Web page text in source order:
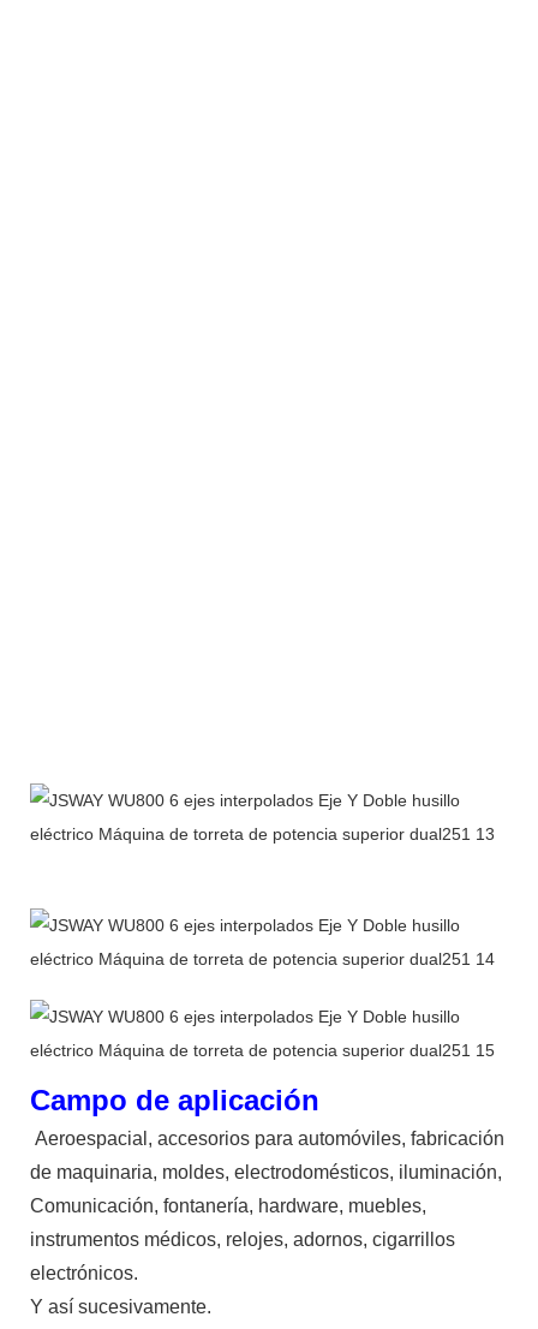
Campo de aplicación
Aeroespacial, accesorios para automóviles, fabricación
de maquinaria, moldes, electrodomésticos, iluminación,
Comunicación, fontanería, hardware, muebles,
instrumentos médicos, relojes, adornos, cigarrillos
electrónicos.
Y así sucesivamente.